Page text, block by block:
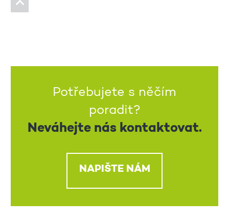
Potřebujete s něčím
poradit?
Neváhejte nás kontaktovat.
NAPIŠTE NÁM